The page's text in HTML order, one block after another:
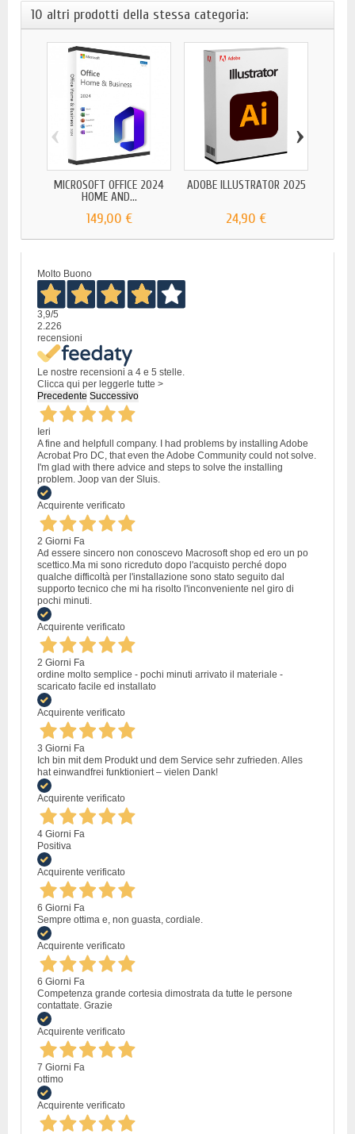
10 altri prodotti della stessa categoria:
MICROSOFT OFFICE 2024
HOME AND...
149,00 €
ADOBE ILLUSTRATOR 2025
24,90 €
‹ ›
Molto Buono
3,9/5
2.226
recensioni
Le nostre recensioni a 4 e 5 stelle.
Clicca qui per leggerle tutte >
Precedente Successivo
Ieri
A fine and helpfull company. I had problems by installing Adobe
Acrobat Pro DC, that even the Adobe Community could not solve.
I'm glad with there advice and steps to solve the installing
problem. Joop van der Sluis.
Acquirente verificato
2 Giorni Fa
Ad essere sincero non conoscevo Macrosoft shop ed ero un po
scettico.Ma mi sono ricreduto dopo l'acquisto perché dopo
qualche difficoltà per l'installazione sono stato seguito dal
supporto tecnico che mi ha risolto l'inconveniente nel giro di
pochi minuti.
Acquirente verificato
2 Giorni Fa
ordine molto semplice - pochi minuti arrivato il materiale -
scaricato facile ed installato
Acquirente verificato
3 Giorni Fa
Ich bin mit dem Produkt und dem Service sehr zufrieden. Alles
hat einwandfrei funktioniert – vielen Dank!
Acquirente verificato
4 Giorni Fa
Positiva
Acquirente verificato
6 Giorni Fa
Sempre ottima e, non guasta, cordiale.
Acquirente verificato
6 Giorni Fa
Competenza grande cortesia dimostrata da tutte le persone
contattate. Grazie
Acquirente verificato
7 Giorni Fa
ottimo
Acquirente verificato